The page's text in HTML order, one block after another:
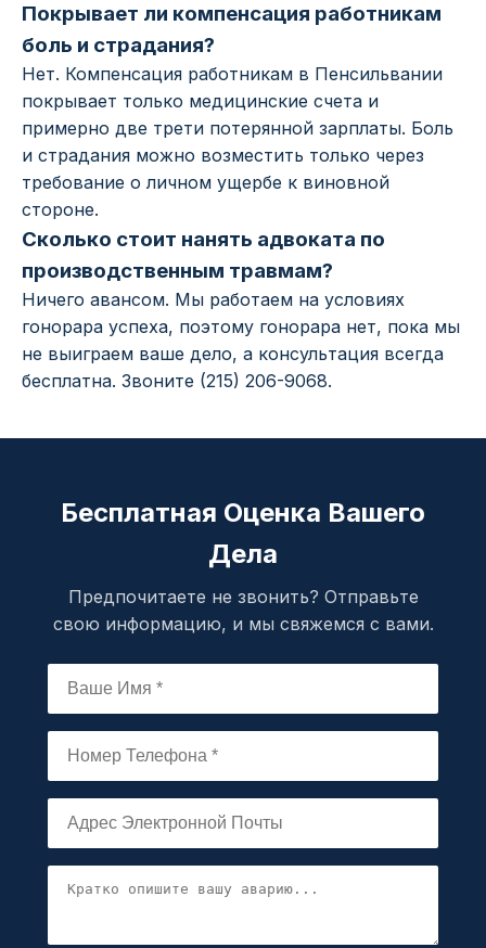
Покрывает ли компенсация работникам
боль и страдания?
Нет. Компенсация работникам в Пенсильвании
покрывает только медицинские счета и
примерно две трети потерянной зарплаты. Боль
и страдания можно возместить только через
требование о личном ущербе к виновной
стороне.
Сколько стоит нанять адвоката по
производственным травмам?
Ничего авансом. Мы работаем на условиях
гонорара успеха, поэтому гонорара нет, пока мы
не выиграем ваше дело, а консультация всегда
бесплатна. Звоните (215) 206-9068.
Бесплатная Оценка Вашего
Дела
Предпочитаете не звонить? Отправьте
свою информацию, и мы свяжемся с вами.